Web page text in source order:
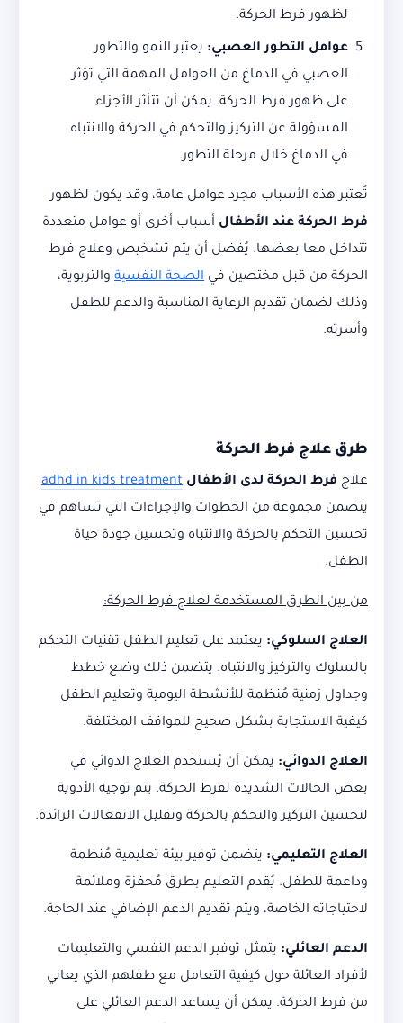
لظهور فرط الحركة.
عوامل التطور العصبي: يعتبر النمو والتطور
العصبي في الدماغ من العوامل المهمة التي تؤثر
على ظهور فرط الحركة. يمكن أن تتأثر الأجزاء
المسؤولة عن التركيز والتحكم في الحركة والانتباه
في الدماغ خلال مرحلة التطور.
تُعتبر هذه الأسباب مجرد عوامل عامة، وقد يكون لظهور
فرط الحركة عند الأطفال أسباب أخرى أو عوامل متعددة
تتداخل معا بعضها. يُفضل أن يتم تشخيص وعلاج فرط
الحركة من قبل مختصين في الصحة النفسية والتربوية،
وذلك لضمان تقديم الرعاية المناسبة والدعم للطفل
وأسرته.
طرق علاج فرط الحركة
علاج فرط الحركة لدى الأطفال adhd in kids treatment
يتضمن مجموعة من الخطوات والإجراءات التي تساهم في
تحسين التحكم بالحركة والانتباه وتحسين جودة حياة
الطفل.
من بين الطرق المستخدمة لعلاج فرط الحركة:
العلاج السلوكي: يعتمد على تعليم الطفل تقنيات التحكم
بالسلوك والتركيز والانتباه. يتضمن ذلك وضع خطط
وجداول زمنية مُنظمة للأنشطة اليومية وتعليم الطفل
كيفية الاستجابة بشكل صحيح للمواقف المختلفة.
العلاج الدوائي: يمكن أن يُستخدم العلاج الدوائي في
بعض الحالات الشديدة لفرط الحركة. يتم توجيه الأدوية
لتحسين التركيز والتحكم بالحركة وتقليل الانفعالات الزائدة.
العلاج التعليمي: يتضمن توفير بيئة تعليمية مُنظمة
وداعمة للطفل. يُقدم التعليم بطرق مُحفزة وملائمة
لاحتياجاته الخاصة، ويتم تقديم الدعم الإضافي عند الحاجة.
الدعم العائلي: يتمثل توفير الدعم النفسي والتعليمات
لأفراد العائلة حول كيفية التعامل مع طفلهم الذي يعاني
من فرط الحركة. يمكن أن يساعد الدعم العائلي على